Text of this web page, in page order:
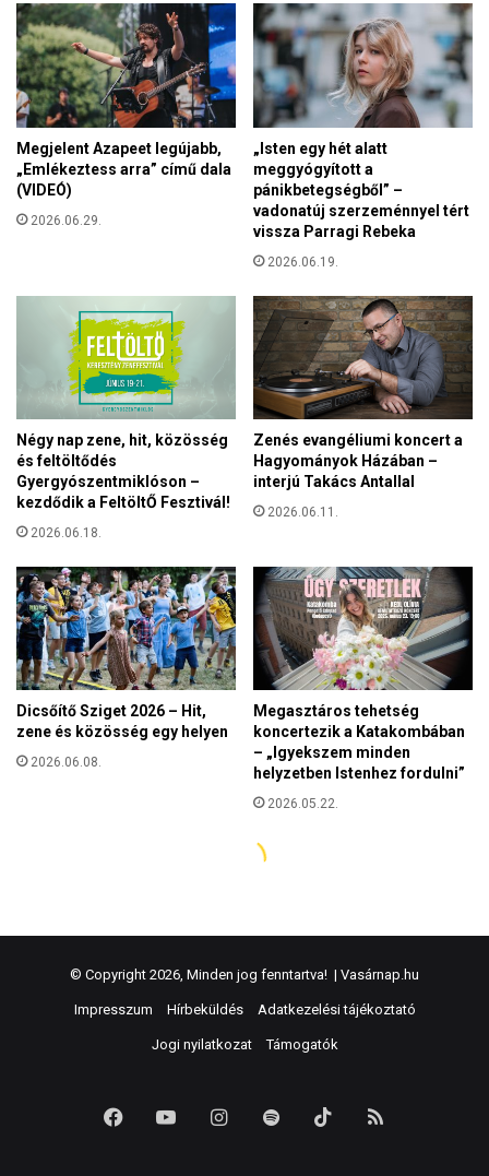
© Copyright 2026, Minden jog fenntartva! | Vasárnap.hu
Impresszum Hírbeküldés Adatkezelési tájékoztató
Jogi nyilatkozat Támogatók
FacebookYouTubeInstagram
Spotify TikTok